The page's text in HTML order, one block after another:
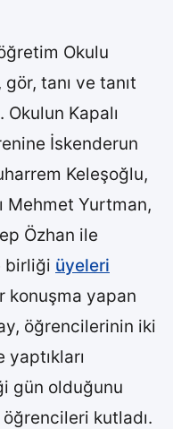
Okulu
tanı ve tanıt
Kapalı
İskenderun
Keleşoğlu,
Mehmet Yurtman,
Özhan ile
birliği üyeleri
konuşma yapan
öğrencilerinin iki
gün olduğunu
kutladı.